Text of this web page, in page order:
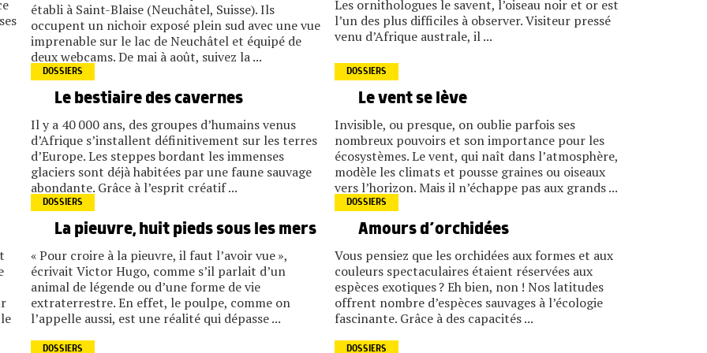
établi à Saint-Blaise (Neuchâtel, Suisse). Ils
occupent un nichoir exposé plein sud avec une vue
imprenable sur le lac de Neuchâtel et équipé de
deux webcams. De mai à août, suivez la ...
Les ornithologues le savent, l’oiseau noir et or est
l’un des plus difficiles à observer. Visiteur pressé
venu d’Afrique australe, il ...
DOSSIERS
Le bestiaire des cavernes
Il y a 40 000 ans, des groupes d’humains venus
d’Afrique s’installent définitivement sur les terres
d’Europe. Les steppes bordant les immenses
glaciers sont déjà habitées par une faune sauvage
abondante. Grâce à l’esprit créatif ...
DOSSIERS
Le vent se lève
Invisible, ou presque, on oublie parfois ses
nombreux pouvoirs et son importance pour les
écosystèmes. Le vent, qui naît dans l’atmosphère,
modèle les climats et pousse graines ou oiseaux
vers l’horizon. Mais il n’échappe pas aux grands ...
DOSSIERS
La pieuvre, huit pieds sous les mers
« Pour croire à la pieuvre, il faut l’avoir vue »,
écrivait Victor Hugo, comme s’il parlait d’un
animal de légende ou d’une forme de vie
extraterrestre. En effet, le poulpe, comme on
l’appelle aussi, est une réalité qui dépasse ...
DOSSIERS
Amours d’orchidées
Vous pensiez que les orchidées aux formes et aux
couleurs spectaculaires étaient réservées aux
espèces exotiques ? Eh bien, non ! Nos latitudes
offrent nombre d’espèces sauvages à l’écologie
fascinante. Grâce à des capacités ...
DOSSIERS DOSSIERS